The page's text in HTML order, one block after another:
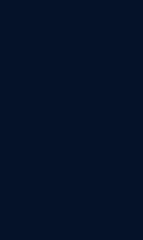
bashkëpunimit
i Odës së